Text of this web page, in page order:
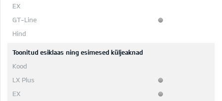
Toonitud esiklaas ning esimesed küljeaknad